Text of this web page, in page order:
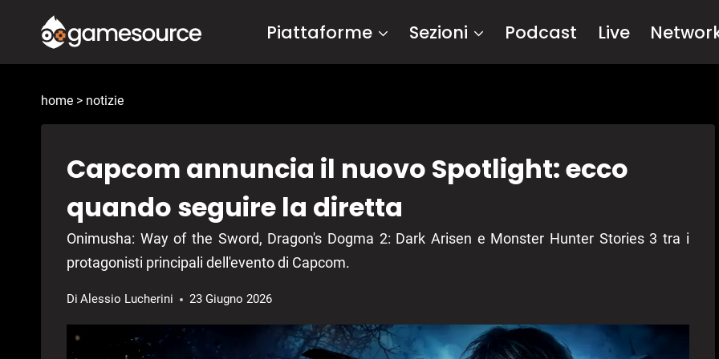
contenuto
Piattaforme Sezioni Podcast Live
home > notizie
Capcom annuncia il nuovo Spotlight: ecco
quando seguire la diretta
Onimusha: Way of the Sword, Dragon's Dogma 2: Dark Arisen e Monster Hunter Stories 3 tra i
protagonisti principali dell'evento di Capcom.
Di Alessio Lucherini 23 Giugno 2026